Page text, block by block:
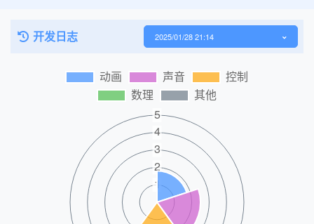
开发日志 2025/01/28 21:14